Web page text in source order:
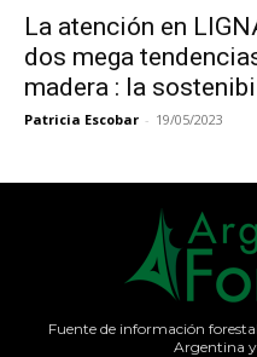
La atención en
dos mega
madera : la
Patricia Escobar - 19/05/2023
Fuente de información
Argentina